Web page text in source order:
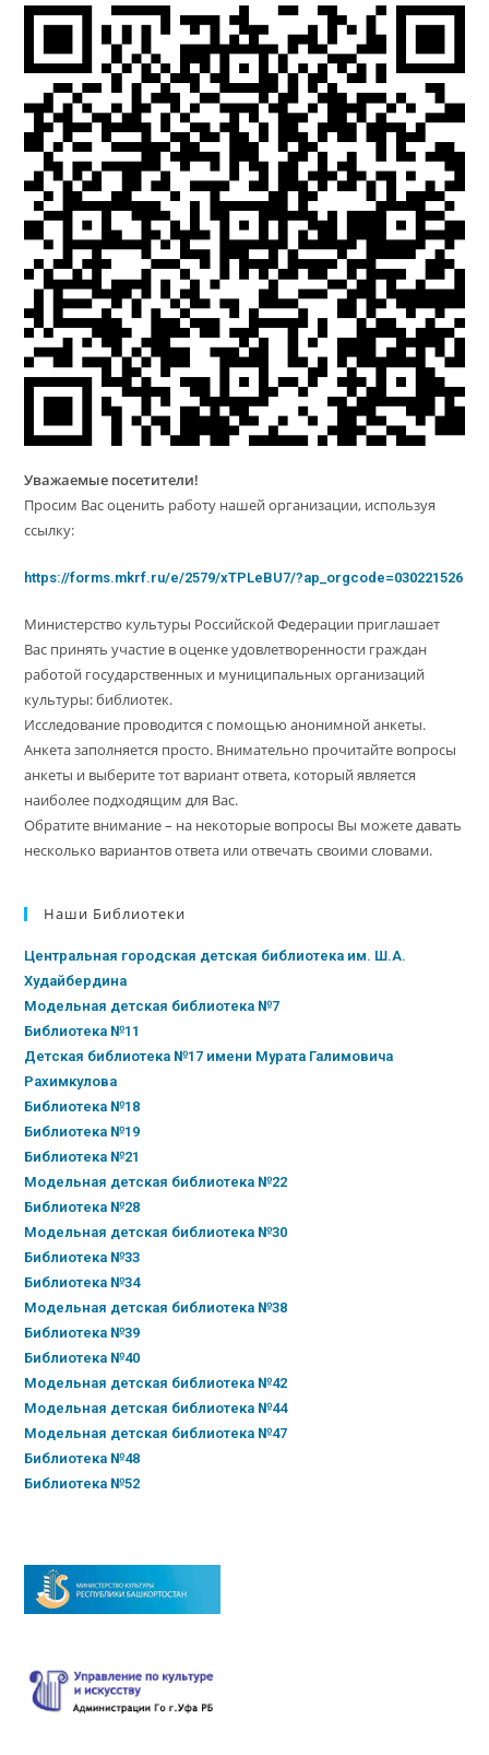
Уважаемые посетители!
Просим Вас оценить работу нашей организации, используя
ссылку:
https://forms.mkrf.ru/e/2579/xTPLeBU7/?ap_orgcode=030221526
Министерство культуры Российской Федерации приглашает
Вас принять участие в оценке удовлетворенности граждан
работой государственных и муниципальных организаций
культуры: библиотек.
Исследование проводится с помощью анонимной анкеты.
Анкета заполняется просто. Внимательно прочитайте вопросы
анкеты и выберите тот вариант ответа, который является
наиболее подходящим для Вас.
Обратите внимание – на некоторые вопросы Вы можете давать
несколько вариантов ответа или отвечать своими словами.
Наши Библиотеки
Центральная городская детская библиотека им. Ш.А.
Худайбердина
Модельная детская библиотека №7
Библиотека №11
Детская библиотека №17 имени Мурата Галимовича
Рахимкулова
Библиотека №18
Библиотека №19
Библиотека №21
Модельная детская библиотека №22
Библиотека №28
Модельная детская библиотека №30
Библиотека №33
Библиотека №34
Модельная детская библиотека №38
Библиотека №39
Библиотека №40
Модельная детская библиотека №42
Модельная детская библиотека №44
Модельная детская библиотека №47
Библиотека №48
Библиотека №52